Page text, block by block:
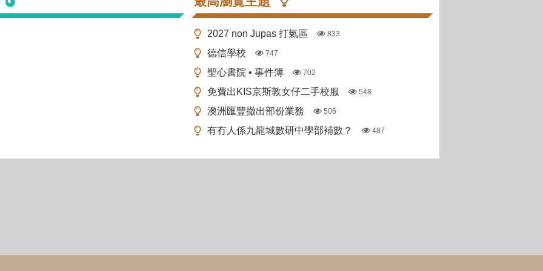
2027 non Jupas 打氣區 833
德信學校 747
聖心書院 • 事件簿 702
免費出KIS京斯敦女仔二手校服 548
澳洲匯豐撤出部份業務 506
有冇人係九龍城數研中學部補數？ 487